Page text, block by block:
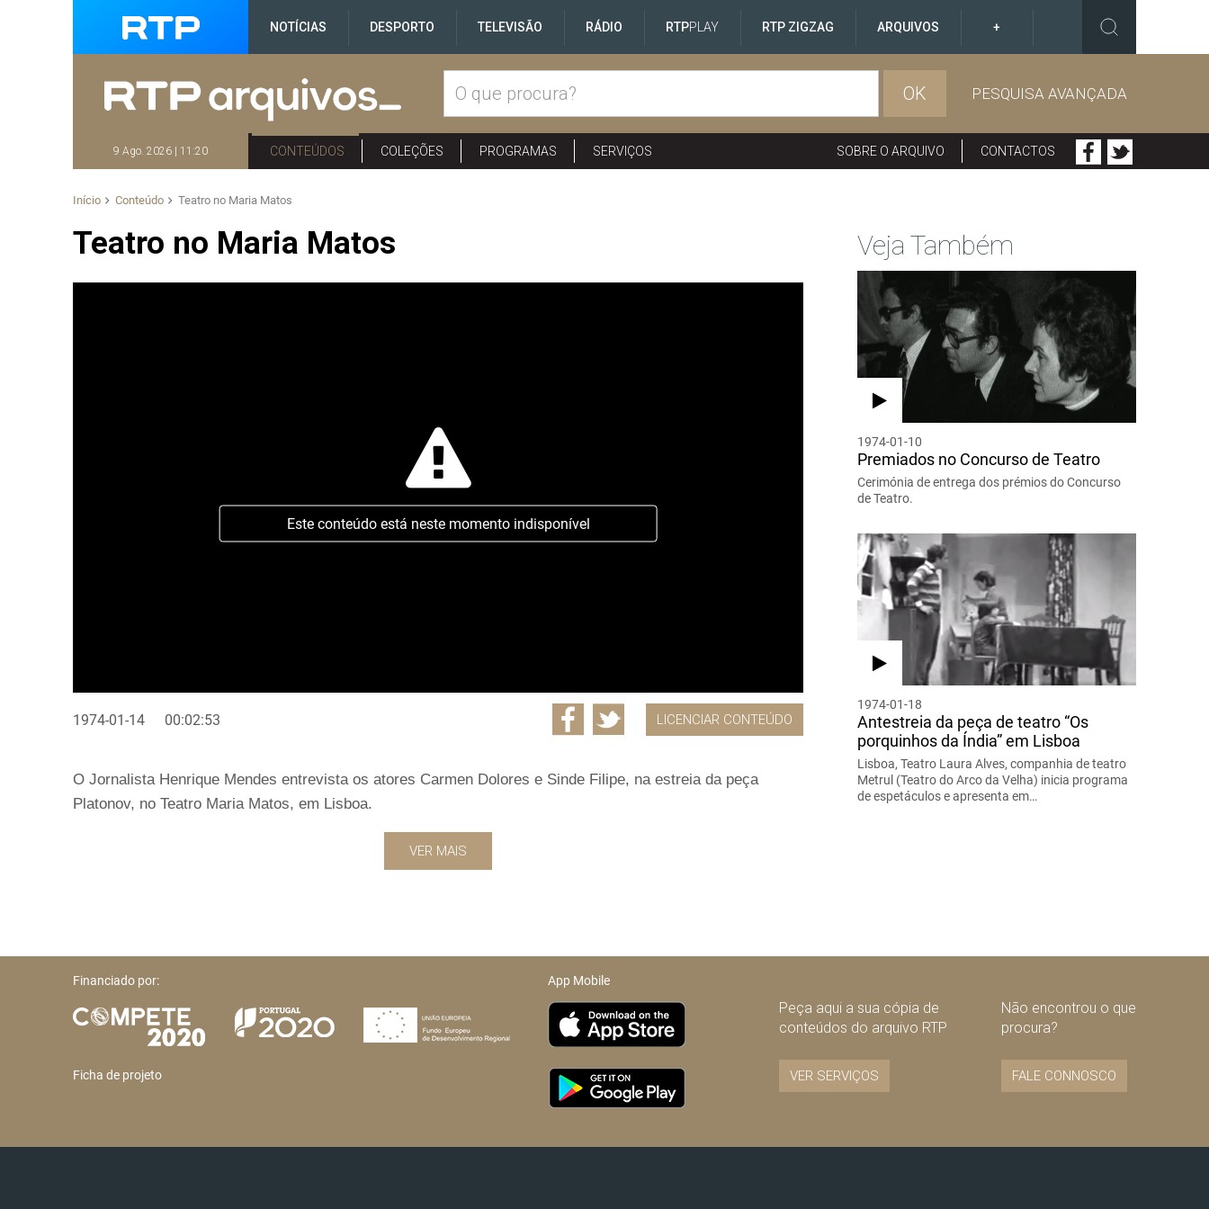
NOTÍCIAS DESPORTO TELEVISÃO RÁDIO RTPPLAY RTP ZIGZAG ARQUIVOS +
OK PESQUISA AVANÇADA
9 Ago. 2026 | 11:20 CONTEÚDOS COLEÇÕES PROGRAMAS SERVIÇOS SOBRE O ARQUIVO CONTACTOS
Início Conteúdo Teatro no Maria Matos
Teatro no Maria Matos
Este conteúdo está neste momento indisponível
1974-01-14 00:02:53 LICENCIAR CONTEÚDO
O Jornalista Henrique Mendes entrevista os atores Carmen Dolores e Sinde Filipe, na estreia da peça
Platonov, no Teatro Maria Matos, em Lisboa.
VER MAIS
Veja Também
1974-01-10
Premiados no Concurso de Teatro
Cerimónia de entrega dos prémios do Concurso
de Teatro.
1974-01-18
Antestreia da peça de teatro “Os
porquinhos da Índia” em Lisboa
Lisboa, Teatro Laura Alves, companhia de teatro
Metrul (Teatro do Arco da Velha) inicia programa
de espetáculos e apresenta em…
Financiado por:
Ficha de projeto
App Mobile
Peça aqui a sua cópia de
conteúdos do arquivo RTP
VER SERVIÇOS
Não encontrou o que
procura?
FALE CONNOSCO